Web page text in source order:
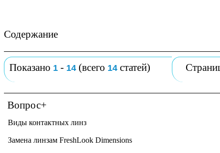
Содержание
Показано 1 - 14 (всего 14 статей)
Вопрос+
Виды контактных линз
Замена линзам FreshLook Dimensions